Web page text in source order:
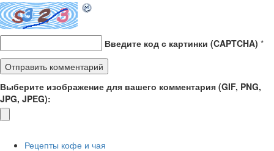
Введите код с картинки (CAPTCHA) *
Выберите изображение для вашего комментария (GIF, PNG,
JPG, JPEG):
Рецепты кофе и чая